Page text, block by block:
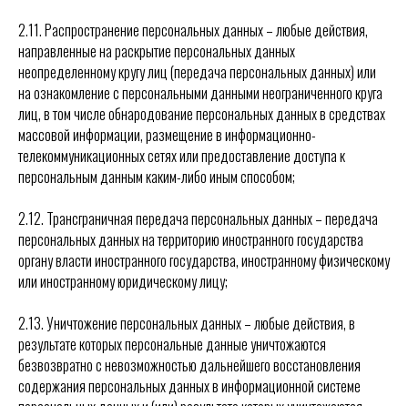
2.11. Распространение персональных данных – любые действия,
направленные на раскрытие персональных данных
неопределенному кругу лиц (передача персональных данных) или
на ознакомление с персональными данными неограниченного круга
лиц, в том числе обнародование персональных данных в средствах
массовой информации, размещение в информационно-
телекоммуникационных сетях или предоставление доступа к
персональным данным каким-либо иным способом;
2.12. Трансграничная передача персональных данных – передача
персональных данных на территорию иностранного государства
органу власти иностранного государства, иностранному физическому
или иностранному юридическому лицу;
2.13. Уничтожение персональных данных – любые действия, в
результате которых персональные данные уничтожаются
безвозвратно с невозможностью дальнейшего восстановления
содержания персональных данных в информационной системе